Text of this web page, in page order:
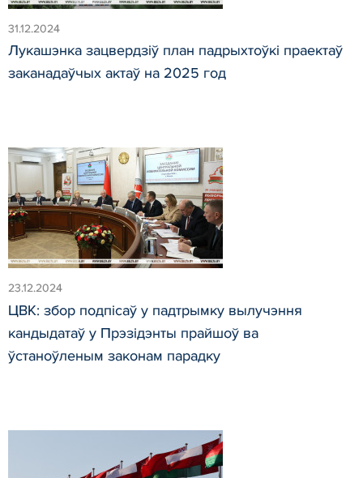
31.12.2024
Лукашэнка зацвердзіў план падрыхтоўкі праектаў
заканадаўчых актаў на 2025 год
23.12.2024
ЦВК: збор подпісаў у падтрымку вылучэння
кандыдатаў у Прэзідэнты прайшоў ва
ўстаноўленым законам парадку